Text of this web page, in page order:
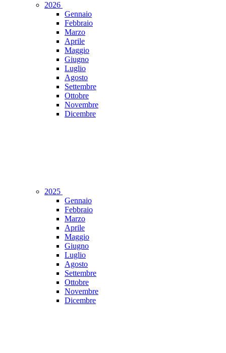
2026
Gennaio
Febbraio
Marzo
Aprile
Maggio
Giugno
Luglio
Agosto
Settembre
Ottobre
Novembre
Dicembre
2025
Gennaio
Febbraio
Marzo
Aprile
Maggio
Giugno
Luglio
Agosto
Settembre
Ottobre
Novembre
Dicembre